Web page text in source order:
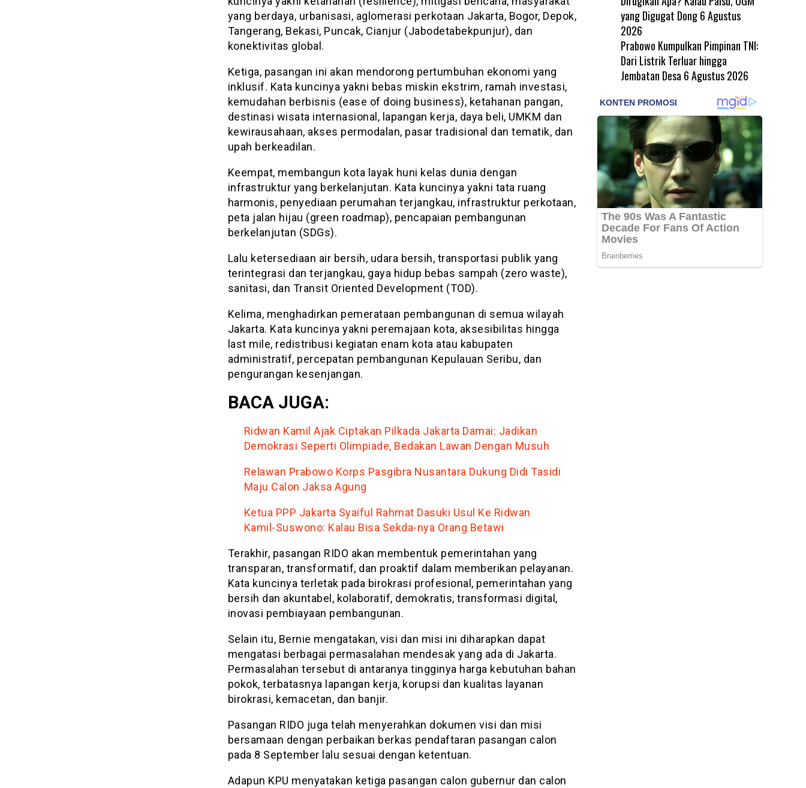
yang berdaya, urbanisasi, aglomerasi perkotaan Jakarta, Bogor, Depok,
Tangerang, Bekasi, Puncak, Cianjur (Jabodetabekpunjur), dan
konektivitas global.
Ketiga, pasangan ini akan mendorong pertumbuhan ekonomi yang
inklusif. Kata kuncinya yakni bebas miskin ekstrim, ramah investasi,
kemudahan berbisnis (ease of doing business), ketahanan pangan,
destinasi wisata internasional, lapangan kerja, daya beli, UMKM dan
kewirausahaan, akses permodalan, pasar tradisional dan tematik, dan
upah berkeadilan.
Keempat, membangun kota layak huni kelas dunia dengan
infrastruktur yang berkelanjutan. Kata kuncinya yakni tata ruang
harmonis, penyediaan perumahan terjangkau, infrastruktur perkotaan,
peta jalan hijau (green roadmap), pencapaian pembangunan
berkelanjutan (SDGs).
Lalu ketersediaan air bersih, udara bersih, transportasi publik yang
terintegrasi dan terjangkau, gaya hidup bebas sampah (zero waste),
sanitasi, dan Transit Oriented Development (TOD).
Kelima, menghadirkan pemerataan pembangunan di semua wilayah
Jakarta. Kata kuncinya yakni peremajaan kota, aksesibilitas hingga
last mile, redistribusi kegiatan enam kota atau kabupaten
administratif, percepatan pembangunan Kepulauan Seribu, dan
pengurangan kesenjangan.
BACA JUGA:
Ridwan Kamil Ajak Ciptakan Pilkada Jakarta Damai: Jadikan
Demokrasi Seperti Olimpiade, Bedakan Lawan Dengan Musuh
Relawan Prabowo Korps Pasgibra Nusantara Dukung Didi Tasidi
Maju Calon Jaksa Agung
Ketua PPP Jakarta Syaiful Rahmat Dasuki Usul Ke Ridwan
Kamil-Suswono: Kalau Bisa Sekda-nya Orang Betawi
Terakhir, pasangan RIDO akan membentuk pemerintahan yang
transparan, transformatif, dan proaktif dalam memberikan pelayanan.
Kata kuncinya terletak pada birokrasi profesional, pemerintahan yang
bersih dan akuntabel, kolaboratif, demokratis, transformasi digital,
inovasi pembiayaan pembangunan.
Selain itu, Bernie mengatakan, visi dan misi ini diharapkan dapat
mengatasi berbagai permasalahan mendesak yang ada di Jakarta.
Permasalahan tersebut di antaranya tingginya harga kebutuhan bahan
pokok, terbatasnya lapangan kerja, korupsi dan kualitas layanan
birokrasi, kemacetan, dan banjir.
Pasangan RIDO juga telah menyerahkan dokumen visi dan misi
bersamaan dengan perbaikan berkas pendaftaran pasangan calon
pada 8 September lalu sesuai dengan ketentuan.
Adapun KPU menyatakan ketiga pasangan calon gubernur dan calon
yang Digugat Dong 6 Agustus
2026
Prabowo Kumpulkan Pimpinan TNI:
Dari Listrik Terluar hingga
Jembatan Desa 6 Agustus 2026